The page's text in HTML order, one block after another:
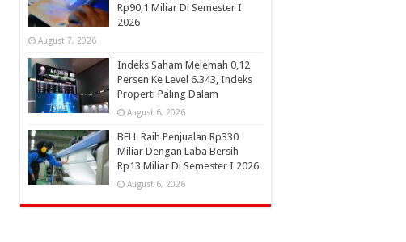
Rp90,1 Miliar Di Semester I
2026
August 7, 2026
Indeks Saham Melemah 0,12
Persen Ke Level 6.343, Indeks
Properti Paling Dalam
August 6, 2026
BELL Raih Penjualan Rp330
Miliar Dengan Laba Bersih
Rp13 Miliar Di Semester I 2026
August 6, 2026